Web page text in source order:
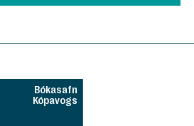
Bókasafn
Kópavogs